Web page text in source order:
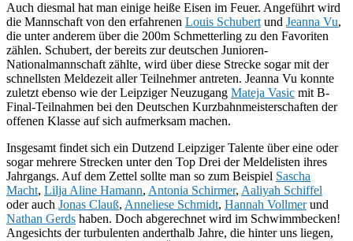
Auch diesmal hat man einige heiße Eisen im Feuer. Angeführt wird
die Mannschaft von den erfahrenen Louis Schubert und Jeanna Vu,
die unter anderem über die 200m Schmetterling zu den Favoriten
zählen. Schubert, der bereits zur deutschen Junioren-
Nationalmannschaft zählte, wird über diese Strecke sogar mit der
schnellsten Meldezeit aller Teilnehmer antreten. Jeanna Vu konnte
zuletzt ebenso wie der Leipziger Neuzugang Mateja Vasic mit B-
Final-Teilnahmen bei den Deutschen Kurzbahnmeisterschaften der
offenen Klasse auf sich aufmerksam machen.
Insgesamt findet sich ein Dutzend Leipziger Talente über eine oder
sogar mehrere Strecken unter den Top Drei der Meldelisten ihres
Jahrgangs. Auf dem Zettel sollte man so zum Beispiel Sascha
Macht, Lilja Aline Hamann, Antonia Schirmer, Aaliyah Schiffel
oder auch Jonas Clauß, Anneliese Schmidt, Hannah Vollmerund
Nathan Gerds haben. Doch abgerechnet wird im Schwimmbecken!
Angesichts der turbulenten anderthalb Jahre, die hinter uns liegen,